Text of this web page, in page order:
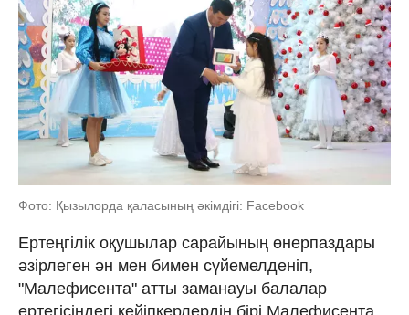
Фото: Қызылорда қаласының әкімдігі: Facebook
Ертеңгілік оқушылар сарайының өнерпаздары
әзірлеген ән мен бимен сүйемелденіп,
"Малефисента" атты заманауы балалар
ертегісіндегі кейіпкерлердің бірі Малефисента,